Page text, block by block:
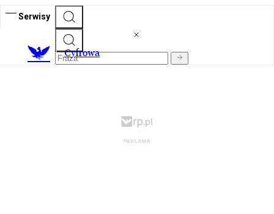
Serwisy
Cyfrowa